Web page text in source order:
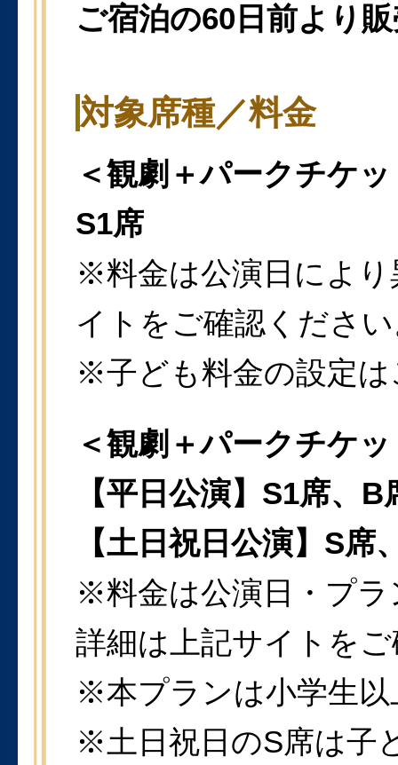
ご宿泊の60日前より
対象席種／料金
＜観劇＋パークチケ
S1席
※料金は公演日によ
イトをご確認くださ
※子ども料金の設定
＜観劇＋パークチケ
【平日公演】S1席、B
【土日祝日公演】S席
※料金は公演日・プ
詳細は上記サイトを
※本プランは小学生以
※土日祝日のS席は子